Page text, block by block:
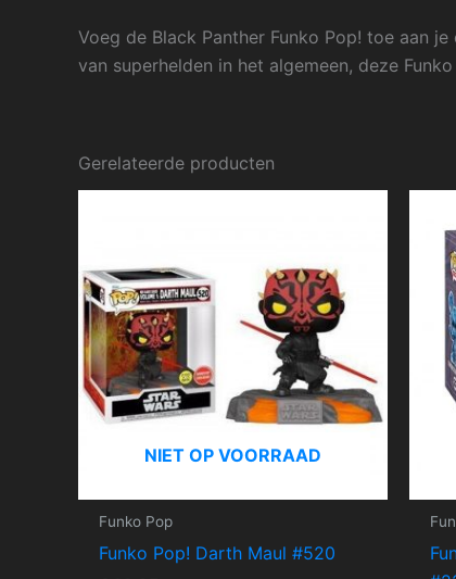
Voeg de Black Panther Funko Pop! toe aan
van superhelden in het algemeen, deze
Gerelateerde producten
NIET OP VOORRAAD
Funko Pop
Funko Pop! Darth Maul #520